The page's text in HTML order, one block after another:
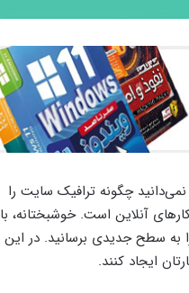
چگونه ترافیک سایت را
آنلاین است. خوشبختانه، با
به سطح جدیدی برسانید. در این